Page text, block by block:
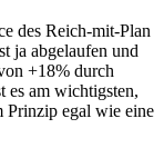
des Reich-mit-Plan
ja abgelaufen und
+18% durch
es am wichtigsten,
Prinzip egal wie eine